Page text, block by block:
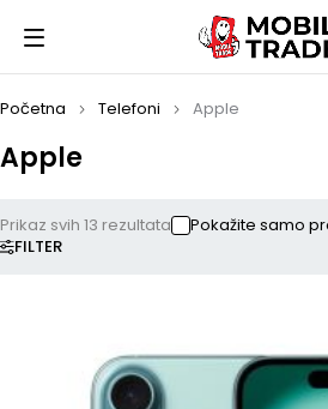
Apple
Početna Telefoni Apple
FILTER
Prikaz svih 13 rezultata Pokažite samo